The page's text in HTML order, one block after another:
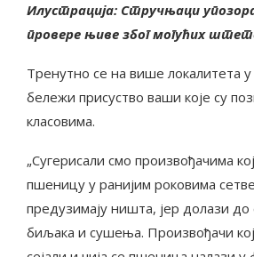
Илустрација: Стручњаци
провере њиве због могућих
Тренутно се на више локалитета
бележи присуство ваши које су
класовима.
„Сугерисали смо произвођачима
пшеницу у ранијим роковима
предузимају ништа, јер долази
биљака и сушења. Произвођачи